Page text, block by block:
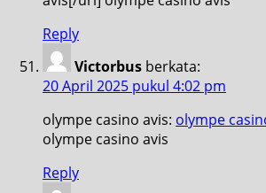
Reply
Victorbus berkata:
20 April 2025 pukul 4:02 pm
olympe casino avis: olympe
olympe casino avis
Reply